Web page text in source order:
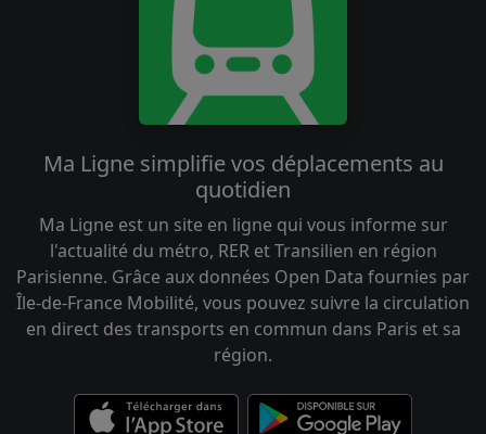
Ma Ligne simplifie vos déplacements au
quotidien
Ma Ligne est un site en ligne qui vous informe sur
l'actualité du métro, RER et Transilien en région
Parisienne. Grâce aux données Open Data fournies par
Île-de-France Mobilité, vous pouvez suivre la circulation
en direct des transports en commun dans Paris et sa
région.